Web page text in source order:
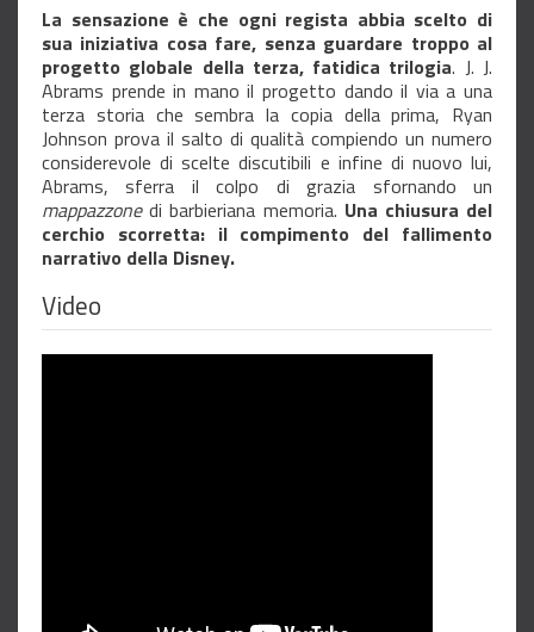
La sensazione è che ogni regista abbia scelto di
sua iniziativa cosa fare, senza guardare troppo al
progetto globale della terza, fatidica trilogia. J. J.
Abrams prende in mano il progetto dando il via a una
terza storia che sembra la copia della prima, Ryan
Johnson prova il salto di qualità compiendo un numero
considerevole di scelte discutibili e infine di nuovo lui,
Abrams, sferra il colpo di grazia sfornando un
mappazzonedi barbieriana memoria. Una chiusura del
cerchio scorretta: il compimento del fallimento
narrativo della Disney.
Video